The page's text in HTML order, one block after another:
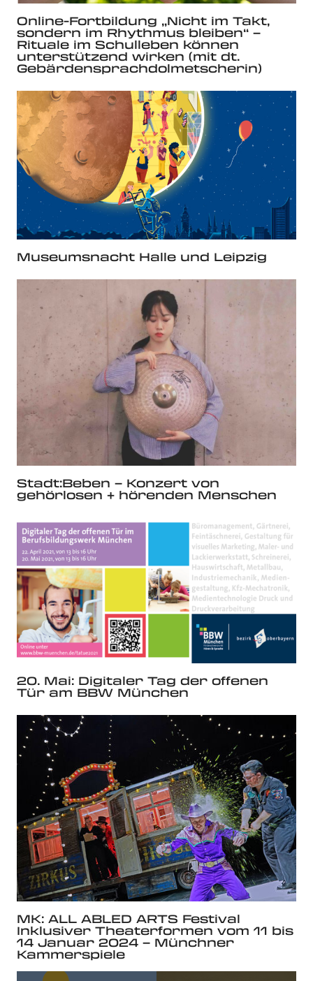
Online-Fortbildung „Nicht im Takt,
sondern im Rhythmus bleiben“ –
Rituale im Schulleben können
unterstützend wirken (mit dt.
Gebärdensprachdolmetscherin)
Museumsnacht Halle und Leipzig
Stadt:Beben – Konzert von
gehörlosen + hörenden Menschen
20. Mai: Digitaler Tag der offenen
Tür am BBW München
MK: ALL ABLED ARTS Festival
Inklusiver Theaterformen vom 11 bis
14 Januar 2024 – Münchner
Kammerspiele